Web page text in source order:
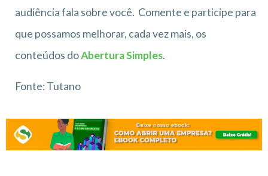
audiência fala sobre você. Comente e participe para
que possamos melhorar, cada vez mais, os
conteúdos doAbertura Simples.
Fonte: Tutano